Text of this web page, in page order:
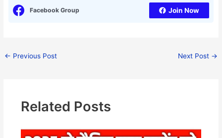
Facebook Group Join Now
← Previous Post Next Post →
Related Posts